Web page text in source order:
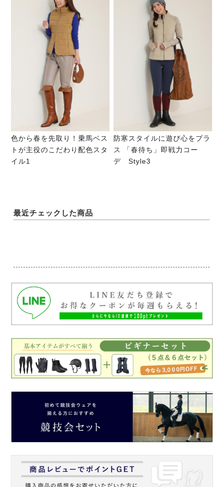
色から春を先取り！乗馬ベス
トが主役のこだわり配色スタ
イル1
防寒スタイルに遊び心をプラ
ス 「春待ち」即戦力コー
デ Style3
最近チェックした商品